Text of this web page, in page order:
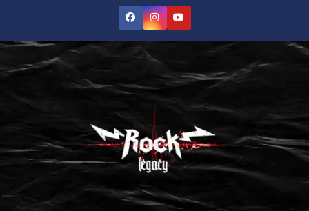
contenido